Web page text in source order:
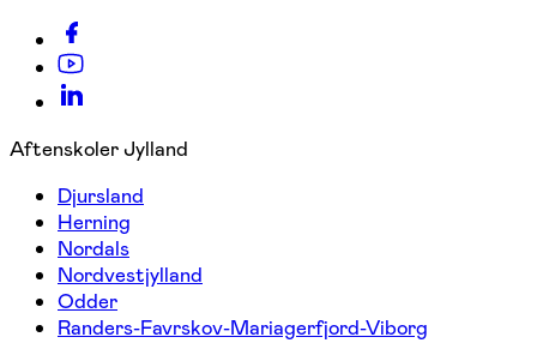
Aftenskoler Jylland
Djursland
Herning
Nordals
Nordvestjylland
Odder
Randers-Favrskov-Mariagerfjord-Viborg